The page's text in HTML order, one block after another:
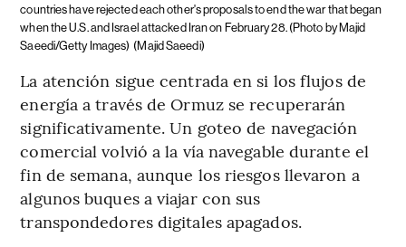
countries have rejected each other's proposals to end the war that began
when the U.S. and Israel attacked Iran on February 28. (Photo by Majid
Saeedi/Getty Images) (Majid Saeedi)
La atención sigue centrada en si los flujos de
energía a través de Ormuz se recuperarán
significativamente. Un goteo de navegación
comercial volvió a la vía navegable durante el
fin de semana, aunque los riesgos llevaron a
algunos buques a viajar con sus
transpondedores digitales apagados.